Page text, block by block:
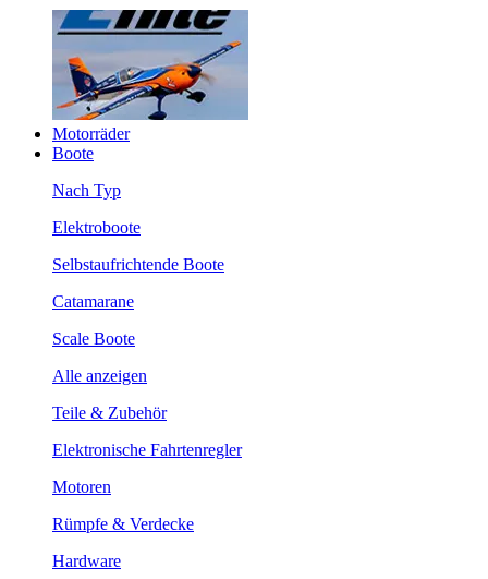
Motorräder
Boote
Nach Typ
Elektroboote
Selbstaufrichtende Boote
Catamarane
Scale Boote
Alle anzeigen
Teile & Zubehör
Elektronische Fahrtenregler
Motoren
Rümpfe & Verdecke
Hardware